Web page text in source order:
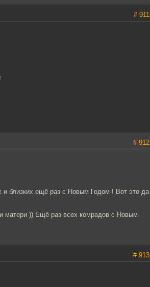
# 911
# 912
и близких ещё раз с Новым Годом ! Вот это да
матери )) Ещё раз всех комрадов с Новым
# 913